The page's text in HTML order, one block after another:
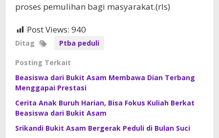
proses pemulihan bagi masyarakat.(rls)
Post Views: 940
Ditag Ptba peduli
Posting Terkait
Beasiswa dari Bukit Asam Membawa Dian Terbang
Menggapai Prestasi
Cerita Anak Buruh Harian, Bisa Fokus Kuliah Berkat
Beasiswa dari Bukit Asam
Srikandi Bukit Asam Bergerak Peduli di Bulan Suci